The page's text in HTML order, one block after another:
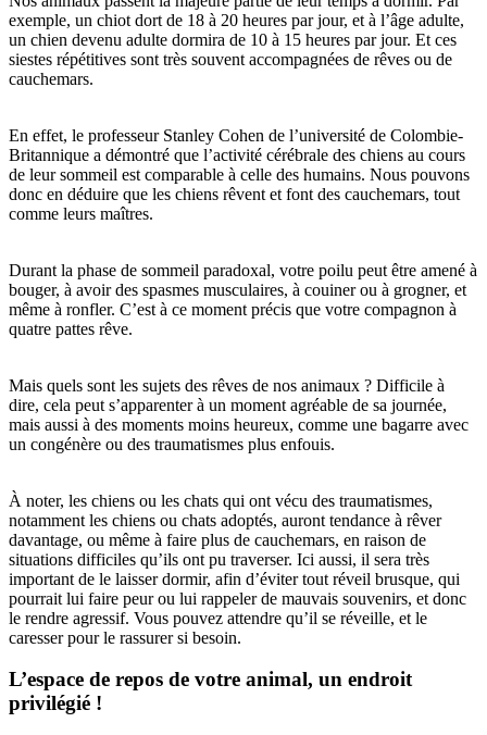
exemple, un chiot dort de 18 à 20 heures par jour, et à l’âge adulte,
un chien devenu adulte dormira de 10 à 15 heures par jour. Et ces
siestes répétitives sont très souvent accompagnées de rêves ou de
cauchemars.
En effet, le professeur Stanley Cohen de l’université de Colombie-
Britannique a démontré que l’activité cérébrale des chiens au cours
de leur sommeil est comparable à celle des humains. Nous pouvons
donc en déduire que les chiens rêvent et font des cauchemars, tout
comme leurs maîtres.
Durant la phase de sommeil paradoxal, votre poilu peut être amené à
bouger, à avoir des spasmes musculaires, à couiner ou à grogner, et
même à ronfler. C’est à ce moment précis que votre compagnon à
quatre pattes rêve.
Mais quels sont les sujets des rêves de nos animaux ? Difficile à
dire, cela peut s’apparenter à un moment agréable de sa journée,
mais aussi à des moments moins heureux, comme une bagarre avec
un congénère ou des traumatismes plus enfouis.
À noter, les chiens ou les chats qui ont vécu des traumatismes,
notamment les chiens ou chats adoptés, auront tendance à rêver
davantage, ou même à faire plus de cauchemars, en raison de
situations difficiles qu’ils ont pu traverser. Ici aussi, il sera très
important de le laisser dormir, afin d’éviter tout réveil brusque, qui
pourrait lui faire peur ou lui rappeler de mauvais souvenirs, et donc
le rendre agressif. Vous pouvez attendre qu’il se réveille, et le
caresser pour le rassurer si besoin.
L’espace de repos de votre animal, un endroit
privilégié !